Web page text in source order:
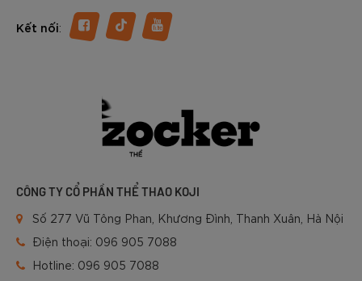
nhé.
Kết nối:
CÔNG TY CỔ PHẦN THỂ THAO KOJI
Số 277 Vũ Tông Phan, Khương Đình, Thanh Xuân, Hà Nội
Điện thoại: 096 905 7088
Hotline: 096 905 7088